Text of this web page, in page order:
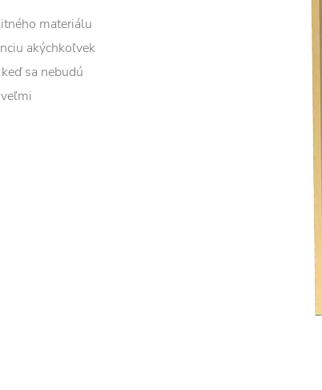
materiálu
akýchkoľvek
sa nebudú